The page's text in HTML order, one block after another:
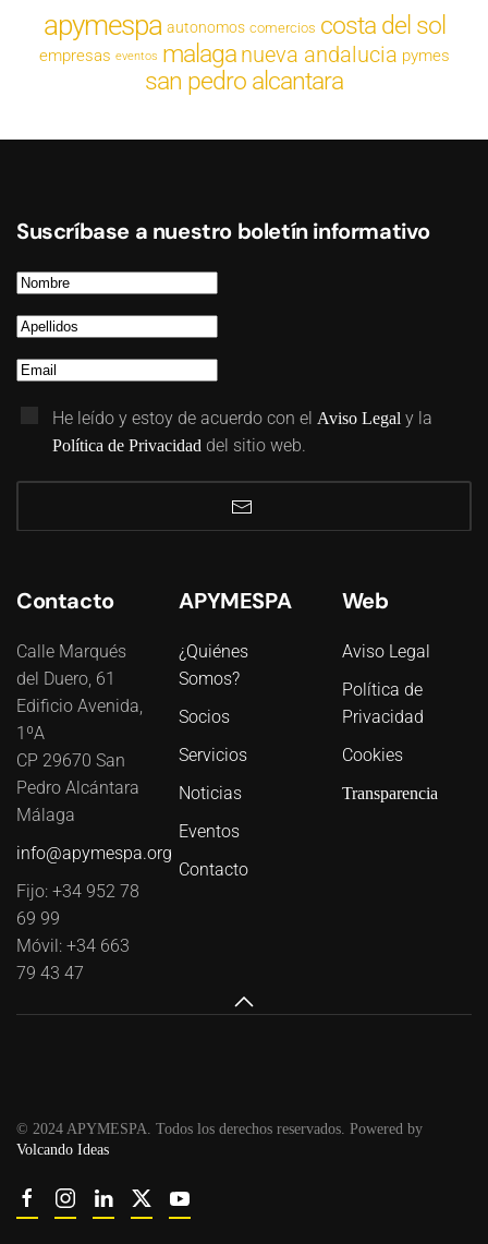
apymespa autonomos comercios costa del sol
empresas eventos malaga nueva andalucia pymes
san pedro alcantara
Suscríbase a nuestro boletín informativo
He leído y estoy de acuerdo con el Aviso Legal y la
Política de Privacidad del sitio web.
Contacto
Calle Marqués
del Duero, 61
Edificio Avenida,
1ºA
CP 29670 San
Pedro Alcántara
Málaga
info@apymespa.org
Fijo: +34 952 78
69 99
Móvil: +34 663
79 43 47
APYMESPA
¿Quiénes
Somos?
Socios
Servicios
Noticias
Eventos
Contacto
Web
Aviso Legal
Política de
Privacidad
Cookies
Transparencia
© 2024 APYMESPA. Todos los derechos reservados. Powered by
Volcando Ideas